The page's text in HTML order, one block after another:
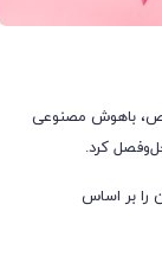
باهوش مصنوعی
را بر اساس